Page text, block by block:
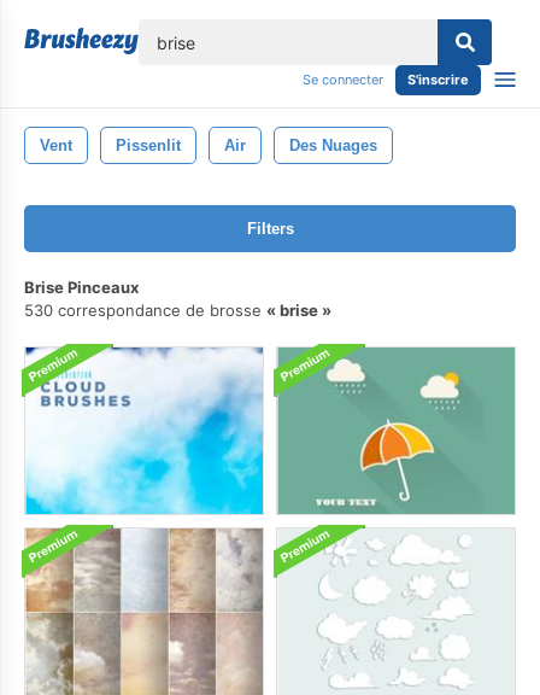
Se connecter S'inscrire
Vent Pissenlit Air Des Nuages
Filters
Brise Pinceaux
530 correspondance de brosse
brise